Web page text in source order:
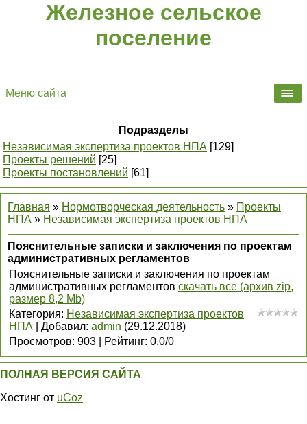
Железное сельское
поселение
Меню сайта
Подразделы
Независимая экспертиза проектов НПА [129]
Проекты решений [25]
Проекты постановлений [61]
Главная » Нормотворческая деятельность » Проекты
НПА » Независимая экспертиза проектов НПА
Пояснительные записки и заключения по проектам
административных регламентов
Пояснительные записки и заключения по проектам
административных регламентов скачать все (архив zip,
размер 8,2 Mb)
Категория: Независимая экспертиза проектов
НПА
Добавил: admin (29.12.2018)
Просмотров: 903 Рейтинг: 0.0/0
ПОЛНАЯ ВЕРСИЯ САЙТА
Хостинг от uCoz